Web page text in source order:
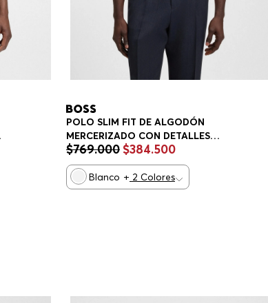
POLO SLIM FIT DE ALGODÓN
MERCERIZADO CON DETALLES
ESTRUCTURADOS POLO SLIM FIT
HOMBRE
$769.000 $384.500
Blanco + 2 Colores